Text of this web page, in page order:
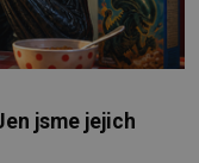
jsme jejich